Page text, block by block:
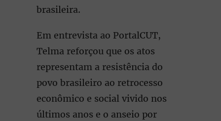
brasileira.
Em entrevista ao PortalCUT,
Telma reforçou que os atos
representam a resistência do
povo brasileiro ao retrocesso
econômico e social vivido nos
últimos anos e o anseio por